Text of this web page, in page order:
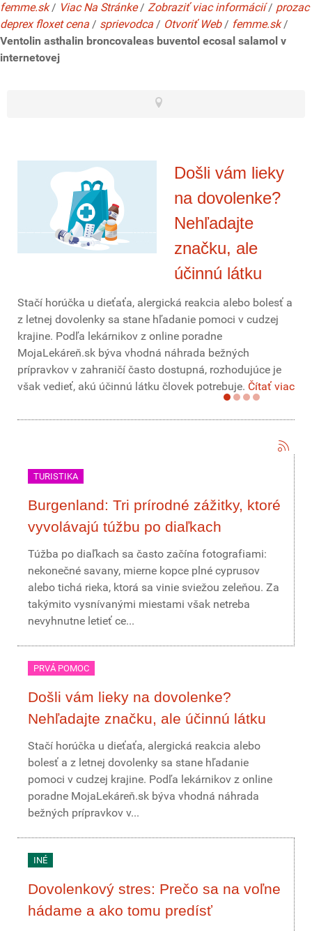
femme.sk/ Viac Na Stránke/ Zobraziť viac informácií/ prozac
deprex floxet cena / sprievodca / Otvoriť Web/ femme.sk/
Ventolin asthalin broncovaleas buventol ecosal salamol v
internetovej
Došli vám lieky
na dovolenke?
Nehľadajte
značku, ale
účinnú látku
Stačí horúčka u dieťaťa, alergická reakcia alebo bolesť a
z letnej dovolenky sa stane hľadanie pomoci v cudzej
krajine. Podľa lekárnikov z online poradne
MojaLekáreň.sk býva vhodná náhrada bežných
prípravkov v zahraničí často dostupná, rozhodujúce je
však vedieť, akú účinnú látku človek potrebuje. Čítať viac
TURISTIKA
Burgenland: Tri prírodné zážitky, ktoré
vyvolávajú túžbu po diaľkach
Túžba po diaľkach sa často začína fotografiami:
nekonečné savany, mierne kopce plné cyprusov
alebo tichá rieka, ktorá sa vinie sviežou zeleňou. Za
takýmito vysnívanými miestami však netreba
nevyhnutne letieť ce...
PRVÁ POMOC
Došli vám lieky na dovolenke?
Nehľadajte značku, ale účinnú látku
Stačí horúčka u dieťaťa, alergická reakcia alebo
bolesť a z letnej dovolenky sa stane hľadanie
pomoci v cudzej krajine. Podľa lekárnikov z online
poradne MojaLekáreň.sk býva vhodná náhrada
bežných prípravkov v...
INÉ
Dovolenkový stres: Prečo sa na voľne
hádame a ako tomu predísť